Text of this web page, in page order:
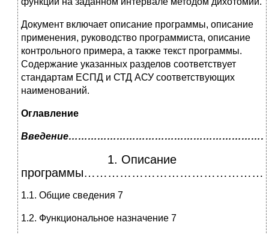
Документ включает описание программы, описание
применения, руководство программиста, описание
контрольного примера, а также текст программы.
Содержание указанных разделов соответствует
стандартам ЕСПД и СТД АСУ соответствующих
наименований.
Оглавление
1. Описание
1.1. Общие сведения 7
1.2. Функциональное назначение 7